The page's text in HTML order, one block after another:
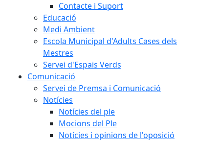
Contacte i Suport
Educació
Medi Ambient
Escola Municipal d'Adults Cases dels
Mestres
Servei d'Espais Verds
Comunicació
Servei de Premsa i Comunicació
Notícies
Notícies del ple
Mocions del Ple
Notícies i opinions de l'oposició